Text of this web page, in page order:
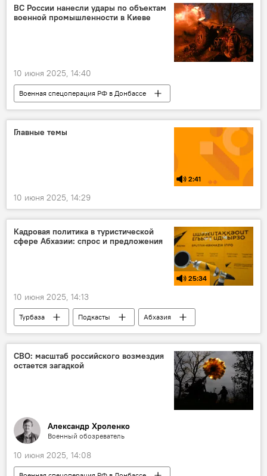
переговоры
ВС России нанесли удары по объектам
военной промышленности в Киеве
10 июня 2025, 14:40
Военная спецоперация РФ в Донбассе
Россия
Украина
Новости
Главные темы
2:41
10 июня 2025, 14:29
Кадровая политика в туристической
сфере Абхазии: спрос и предложения
25:34
10 июня 2025, 14:13
Турбаза Подкасты
Абхазия
кадры
туризм Отдых в Абхазии
СВО: масштаб российского возмездия
остается загадкой
Александр Хроленко
Военный обозреватель
10 июня 2025, 14:08